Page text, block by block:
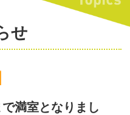
せ
で満室となりまし